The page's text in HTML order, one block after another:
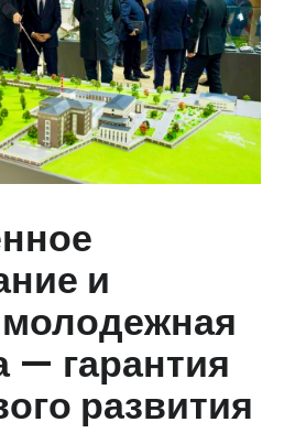
и
— гарантия
развития